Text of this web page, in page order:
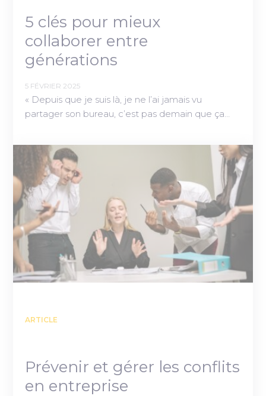
5 clés pour mieux
collaborer entre
générations
5 FÉVRIER 2025
« Depuis que je suis là, je ne l’ai jamais vu
partager son bureau, c’est pas demain que ça…
ARTICLE
Prévenir et gérer les conflits
en entreprise